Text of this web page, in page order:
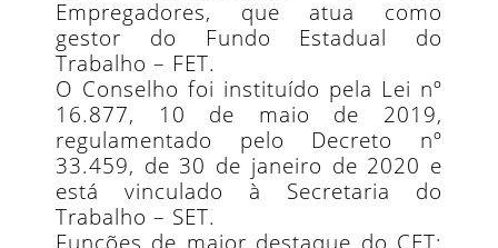
Empregadores, que atua como
gestor do Fundo Estadual do
Trabalho – FET.
O Conselho foi instituído pela Lei nº
16.877, 10 de maio de 2019,
regulamentado pelo Decreto nº
33.459, de 30 de janeiro de 2020 e
está vinculado à Secretaria do
Trabalho – SET.
Funções de maior destaque do CET: